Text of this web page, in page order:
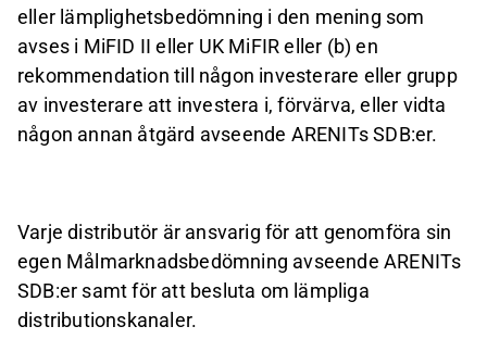
eller lämplighetsbedömning i den mening som
avses i MiFID II eller UK MiFIR eller (b) en
rekommendation till någon investerare eller grupp
av investerare att investera i, förvärva, eller vidta
någon annan åtgärd avseende ARENITs SDB:er.
Varje distributör är ansvarig för att genomföra sin
egen Målmarknadsbedömning avseende ARENITs
SDB:er samt för att besluta om lämpliga
distributionskanaler.